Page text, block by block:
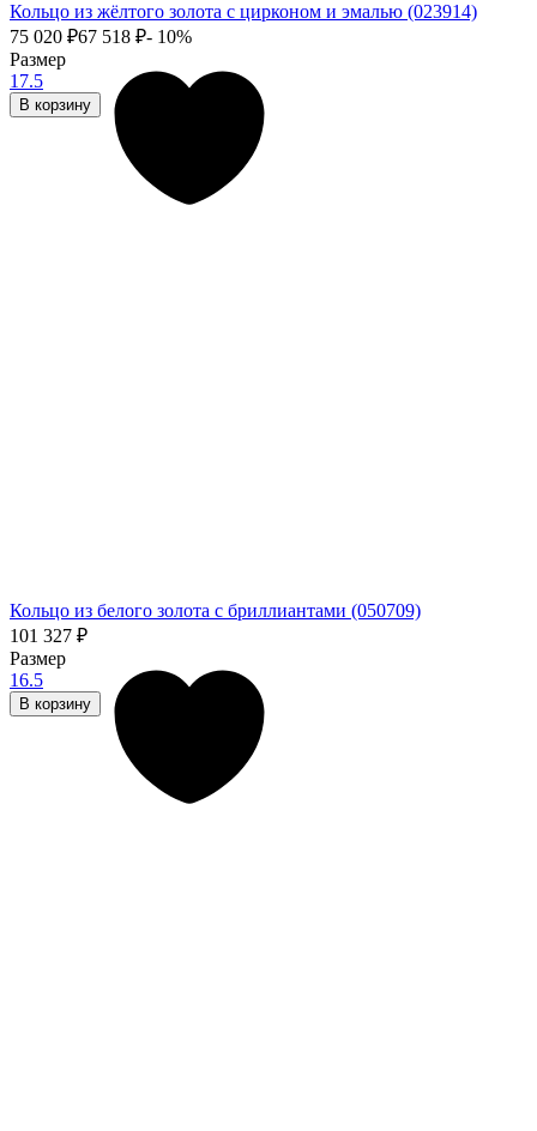
Кольцо из жёлтого золота с цирконом и эмалью (023914)
75 020 ₽67 518 ₽- 10%
Размер
17.5
В корзину
Кольцо из белого золота с бриллиантами (050709)
101 327 ₽
Размер
16.5
В корзину